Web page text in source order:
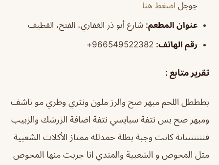
جوجل اضغط هنا
عنوان المطعم: شارع أبو ذر الغفاري، الفتح، القطيف
رقم الهاتف:
تقرير متابع :
بطططل اللحم مبهر صح والرز ملون ونثري وطري مو ناشف
ومبهر صح بس نتفة سبايسي نتفة اضافة الزرشك والزبيب
فنننننننانة كانت وجبة بطلة حمدلله ممتاز الأكلات الشعبية
مثل المحوص و الشعبية والمندي انا جربت منها المحوص